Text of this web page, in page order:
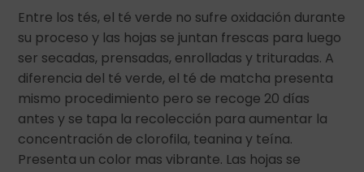
Entre los tés, el té verde no sufre oxidación durante
su proceso y las hojas se juntan frescas para luego
ser secadas, prensadas, enrolladas y trituradas. A
diferencia del té verde, el té de matcha presenta
mismo procedimiento pero se recoge 20 días
antes y se tapa la recolección para aumentar la
concentración de clorofila, teanina y teína.
Presenta un color mas vibrante. Las hojas se